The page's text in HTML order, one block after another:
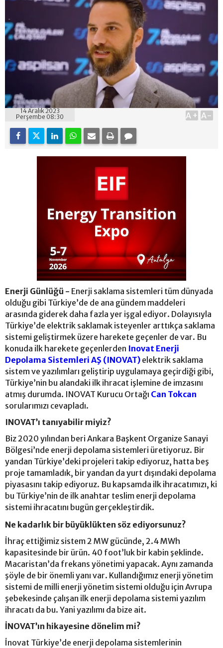
14 Aralık 2023
Perşembe 08:30
A+ A-
Enerji Günlüğü - Enerji saklama sistemleri tüm dünyada
olduğu gibi Türkiye’de de ana gündem maddeleri
arasında giderek daha fazla yer işgal ediyor. Dolayısıyla
Türkiye’de elektrik saklamak isteyenler arttıkça saklama
sistemi geliştirmek üzere harekete geçenler de var. Bu
konuda ilk harekete geçenlerden Inovat Enerji
Depolama Sistemleri AŞ (INOVAT) elektrik saklama
sistem ve yazılımları geliştirip uygulamaya geçirdiği gibi,
Türkiye’nin bu alandaki ilk ihracat işlemine de imzasını
atmış durumda. INOVAT Kurucu Ortağı Can Tokcan
sorularımızı cevapladı.
INOVAT’ı tanıyabilir miyiz?
Biz 2020 yılından beri Ankara Başkent Organize Sanayi
Bölgesi’nde enerji depolama sistemleri üretiyoruz. Bir
yandan Türkiye’deki projeleri takip ediyoruz, hatta beş
proje tamamladık, bir yandan da yurt dışındaki depolama
piyasasını takip ediyoruz. Bu kapsamda ilk ihracatımızı, ki
bu Türkiye’nin de ilk anahtar teslim enerji depolama
sistemi ihracatını bugün gerçekleştirdik.
Ne kadarlık bir büyüklükten söz ediyorsunuz?
İhraç ettiğimiz sistem 2 MW gücünde, 2.4 MWh
kapasitesinde bir ürün. 40 foot’luk bir kabin şeklinde.
Macaristan’da frekans yönetimi yapacak. Aynı zamanda
şöyle de bir önemli yanı var. Kullandığımız enerji yönetim
sistemi de milli enerji yönetim sistemi olduğu için Avrupa
şebekesinde çalışan ilk enerji depolama sistemi yazılım
ihracatı da bu. Yani yazılımı da bize ait.
İNOVAT’ın hikayesine dönelim mi?
İnovat Türkiye’de enerji depolama sistemlerinin